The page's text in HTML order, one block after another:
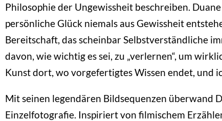
Philosophie der Ungewissheit beschreiben.
persönliche Glück niemals aus Gewissheit
Bereitschaft, das scheinbar Selbstverständliche
davon, wie wichtig es sei, zu „verlernen“, um
Kunst dort, wo vorgefertigtes Wissen endet, und
Mit seinen legendären Bildsequenzen überwand
Einzelfotografie. Inspiriert von filmischem